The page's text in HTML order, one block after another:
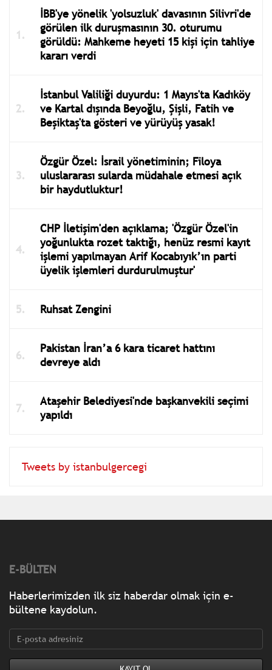
İBB'ye yönelik 'yolsuzluk' davasının Silivri'de
görülen ilk duruşmasının 30. oturumu
görüldü: Mahkeme heyeti 15 kişi için tahliye
kararı verdi
İstanbul Valiliği duyurdu: 1 Mayıs'ta Kadıköy
ve Kartal dışında Beyoğlu, Şişli, Fatih ve
Beşiktaş'ta gösteri ve yürüyüş yasak!
Özgür Özel: İsrail yönetiminin; Filoya
uluslararası sularda müdahale etmesi açık
bir haydutluktur!
CHP İletişim'den açıklama; 'Özgür Özel'in
yoğunlukta rozet taktığı, henüz resmi kayıt
işlemi yapılmayan Arif Kocabıyık’ın parti
üyelik işlemleri durdurulmuştur'
Ruhsat Zengini
Pakistan İran’a 6 kara ticaret hattını
devreye aldı
Ataşehir Belediyesi'nde başkanvekili seçimi
yapıldı
Tweets by istanbulgercegi
E-BÜLTEN
Haberlerimizden ilk siz haberdar olmak için e-
bültene kaydolun.